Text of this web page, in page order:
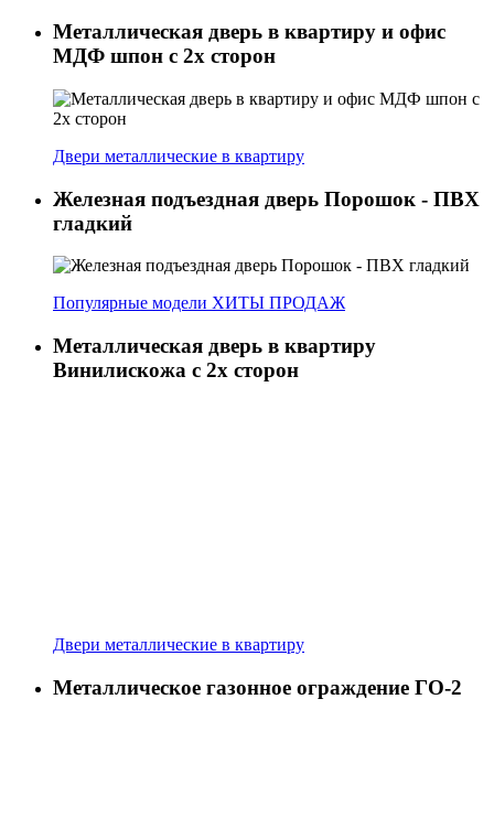
Металлическая дверь в квартиру и офис
МДФ шпон с 2х сторон
Двери металлические в квартиру
Железная подъездная дверь Порошок - ПВХ
гладкий
Популярные модели ХИТЫ ПРОДАЖ
Металлическая дверь в квартиру
Винилискожа с 2х сторон
Двери металлические в квартиру
Металлическое газонное ограждение ГО-2